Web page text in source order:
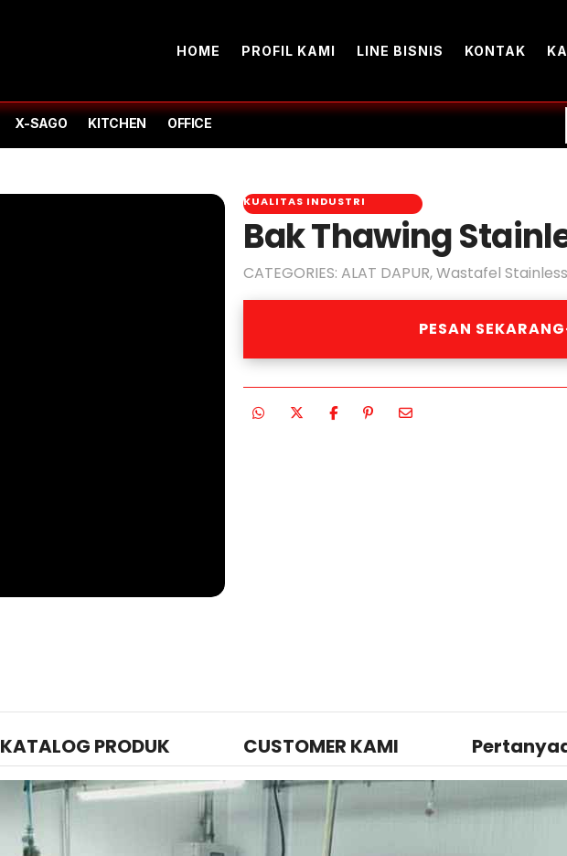
HOME PROFIL KAMI LINE BISNIS KONTAK
X-SAGO KITCHEN OFFICE
KUALITAS INDUSTRI
Bak Thawing
CATEGORIES: ALAT DAPUR,Wastafel
PESAN SEKARANG
KATALOG PRODUK CUSTOMER KAMI